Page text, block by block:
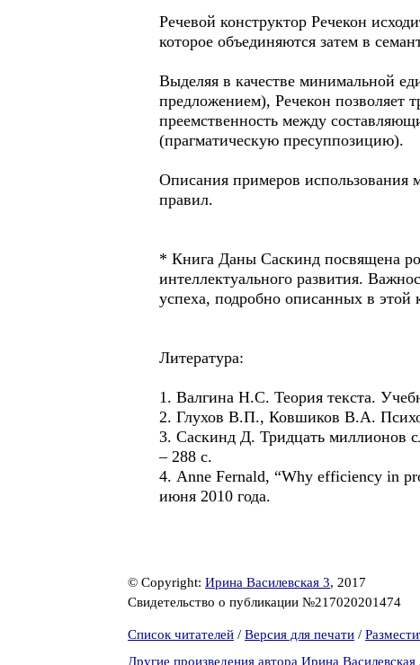
Речевой конструктор Речекон
которое объединяются затем в
Выделяя в качестве минимальной
предложением), Речекон позволяет
преемственность между
(прагматическую пресуппозицию).
Описания примеров использования
правил.
* Книга Даны Саскинд посвящена
интеллектуального развития.
успеха, подробно описанных в этой
Литература:
1. Валгина Н.С. Теория текста.
2. Глухов В.П., Ковшиков В.А.
3. Саскинд Д. Тридцать миллионов
– 288 с.
4. Anne Fernald, “Why efficiency in
июня 2010 года.
© Copyright: Ирина Василевская 3, 2017
Свидетельство о публикации №217020201474
Список читателей / Версия для печати /
Другие произведения автора Ирина Василевская